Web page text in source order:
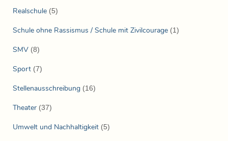
Realschule (5)
Schule ohne Rassismus / Schule mit Zivilcourage (1)
SMV (8)
Sport (7)
Stellenausschreibung (16)
Theater (37)
Umwelt und Nachhaltigkeit (5)